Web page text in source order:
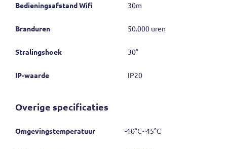
Bedieningsafstand Wifi 30m
Branduren 50.000 uren
Stralingshoek
IP-waarde
30°
IP20
Overige specificaties
Omgevingstemperatuur -10°C~45°C